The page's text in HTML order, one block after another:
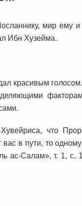
мир ему и
Ибн Хузейма.
красивым
что
в пути, то
ас-Салам», т. 1, с.